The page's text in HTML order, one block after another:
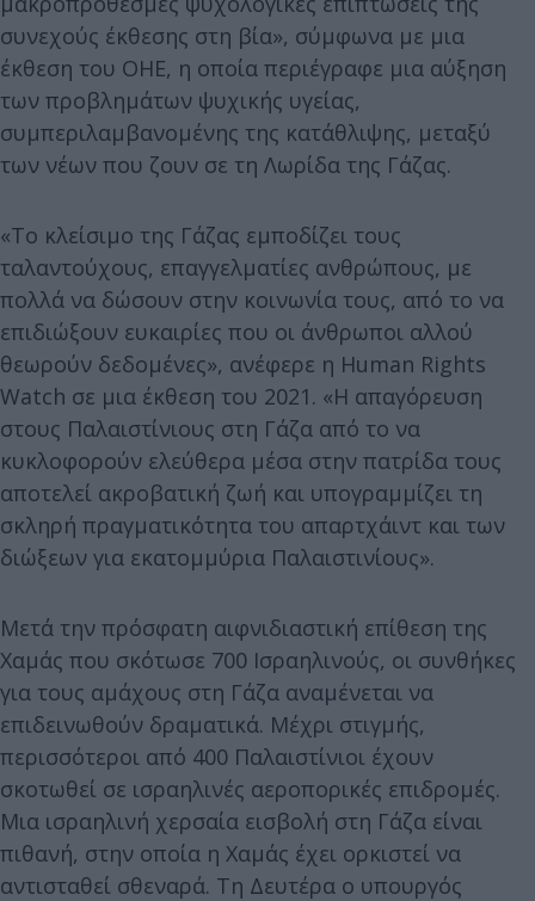
συνεχούς έκθεσης στη βία», σύμφωνα με μια
έκθεση του ΟΗΕ, η οποία περιέγραφε μια αύξηση
των προβλημάτων ψυχικής υγείας,
συμπεριλαμβανομένης της κατάθλιψης, μεταξύ
των νέων που ζουν σε τη Λωρίδα της Γάζας.
«Το κλείσιμο της Γάζας εμποδίζει τους
ταλαντούχους, επαγγελματίες ανθρώπους, με
πολλά να δώσουν στην κοινωνία τους, από το να
επιδιώξουν ευκαιρίες που οι άνθρωποι αλλού
θεωρούν δεδομένες», ανέφερε η Human Rights
Watch σε μια έκθεση του 2021. «Η απαγόρευση
στους Παλαιστίνιους στη Γάζα από το να
κυκλοφορούν ελεύθερα μέσα στην πατρίδα τους
αποτελεί ακροβατική ζωή και υπογραμμίζει τη
σκληρή πραγματικότητα του απαρτχάιντ και των
διώξεων για εκατομμύρια Παλαιστινίους».
Μετά την πρόσφατη αιφνιδιαστική επίθεση της
Χαμάς που σκότωσε 700 Ισραηλινούς, οι συνθήκες
για τους αμάχους στη Γάζα αναμένεται να
επιδεινωθούν δραματικά. Μέχρι στιγμής,
περισσότεροι από 400 Παλαιστίνιοι έχουν
σκοτωθεί σε ισραηλινές αεροπορικές επιδρομές.
Μια ισραηλινή χερσαία εισβολή στη Γάζα είναι
πιθανή, στην οποία η Χαμάς έχει ορκιστεί να
αντισταθεί σθεναρά. Τη Δευτέρα ο υπουργός